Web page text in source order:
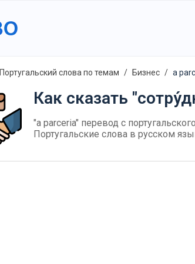
Португальский слова по темам Бизнес a
Как сказать
"a parceria" перевод с
Португальские слова в русском